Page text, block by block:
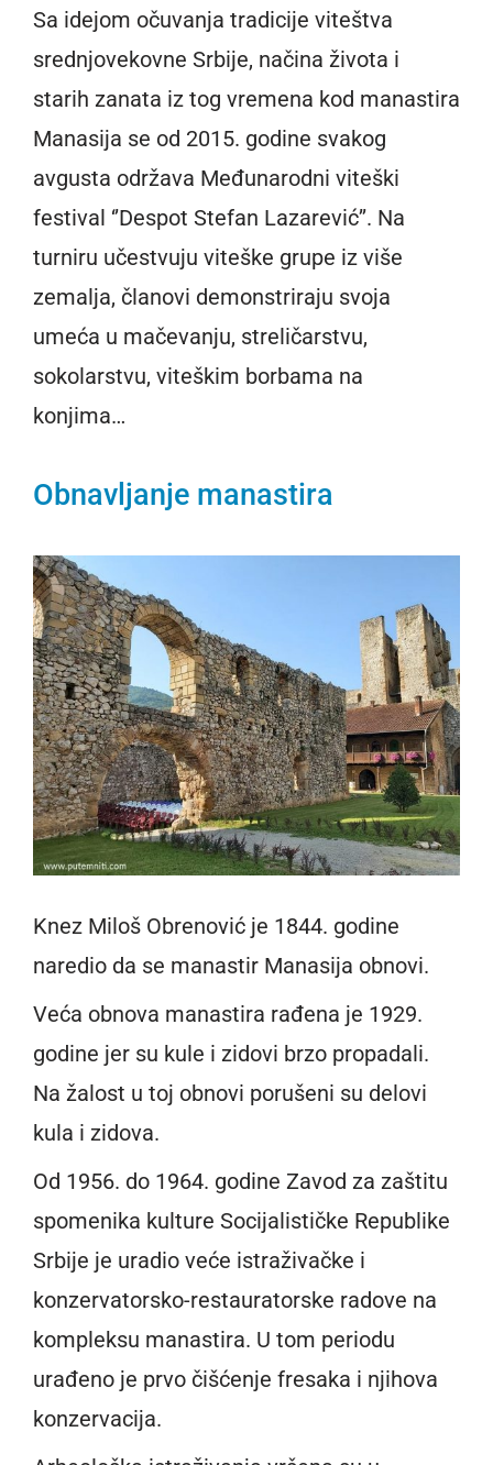
Sa idejom očuvanja tradicije viteštva
srednjovekovne Srbije, načina života i
starih zanata iz tog vremena kod manastira
Manasija se od 2015. godine svakog
avgusta održava Međunarodni viteški
festival ‘’Despot Stefan Lazarević’’. Na
turniru učestvuju viteške grupe iz više
zemalja, članovi demonstriraju svoja
umeća u mačevanju, streličarstvu,
sokolarstvu, viteškim borbama na
konjima…
Obnavljanje manastira
Knez Miloš Obrenović je 1844. godine
naredio da se manastir Manasija obnovi.
Veća obnova manastira rađena je 1929.
godine jer su kule i zidovi brzo propadali.
Na žalost u toj obnovi porušeni su delovi
kula i zidova.
Od 1956. do 1964. godine Zavod za zaštitu
spomenika kulture Socijalističke Republike
Srbije je uradio veće istraživačke i
konzervatorsko-restauratorske radove na
kompleksu manastira. U tom periodu
urađeno je prvo čišćenje fresaka i njihova
konzervacija.